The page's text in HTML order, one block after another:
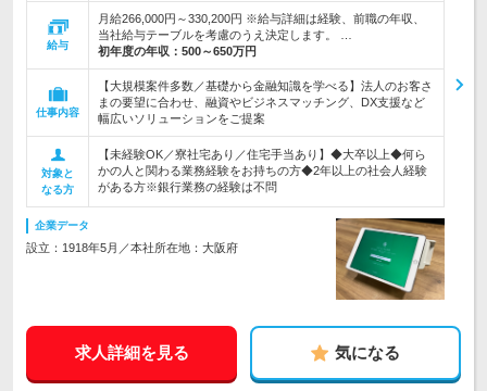
給与
月給266,000円～330,200円 ※給与詳細は経験、前職の年収、
当社給与テーブルを考慮のうえ決定します。 …
初年度の年収： 500～650万円
仕事内容
【大規模案件多数／基礎から金融知識を学べる】法人のお客さ
まの要望に合わせ、融資やビジネスマッチング、DX支援など
幅広いソリューションをご提案
対象と
なる方
【未経験OK／寮社宅あり／住宅手当あり】◆大卒以上◆何ら
かの人と関わる業務経験をお持ちの方◆2年以上の社会人経験
がある方※銀行業務の経験は不問
企業データ
設立：1918年5月／本社所在地：大阪府
求人詳細を見る 気になる